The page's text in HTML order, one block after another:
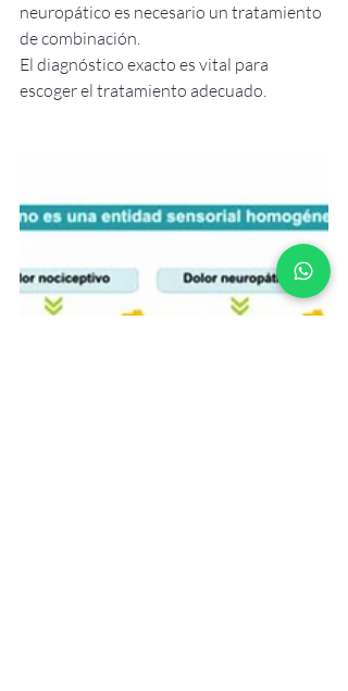
neuropático es necesario un tratamiento
de combinación.
El diagnóstico exacto es vital para
escoger el tratamiento adecuado.